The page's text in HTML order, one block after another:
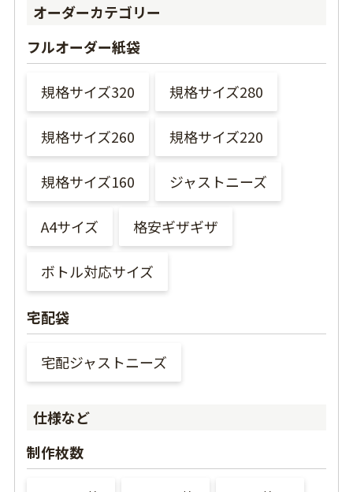
オーダーカテゴリー
フルオーダー紙袋
規格サイズ320 規格サイズ280
規格サイズ260 規格サイズ220
規格サイズ160 ジャストニーズ
A4サイズ 格安ギザギザ
ボトル対応サイズ
宅配袋
宅配ジャストニーズ
仕様など
制作枚数